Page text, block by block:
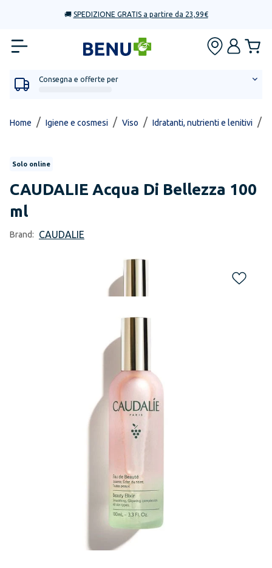
🚚 SPEDIZIONE GRATIS a partire da 23,99€
Consegna e offerte per
Home / Igiene e cosmesi / Viso / Idratanti, nutrienti e lenitivi /
Solo online
CAUDALIE Acqua Di Bellezza 100
ml
Brand: CAUDALIE